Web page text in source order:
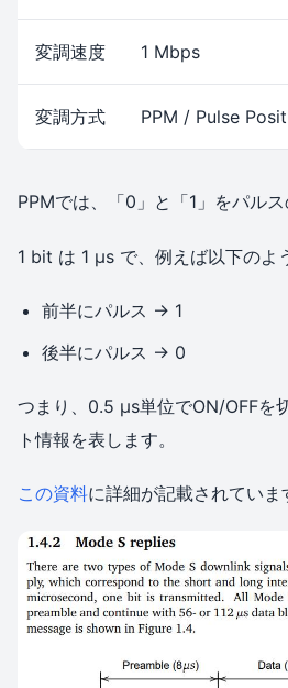
変調速度 1 Mbps
変調方式 PPM / Pulse
PPMでは、「0」と「1」をパルス
1 bit は 1 µs で、例えば以下のよ
前半にパルス → 1
後半にパルス → 0
つまり、0.5 µs単位でON/OFFを
ト情報を表します。
この資料に詳細が記載されていま